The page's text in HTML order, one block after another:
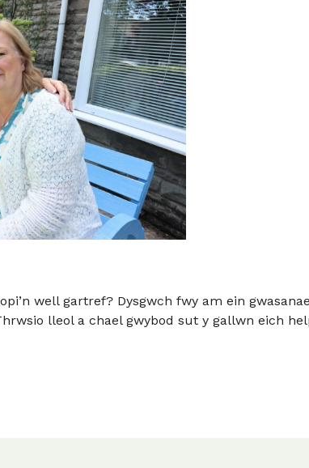
well gartref? Dysgwch fwy am ein
lleol a chael gwybod sut y gallwn eich